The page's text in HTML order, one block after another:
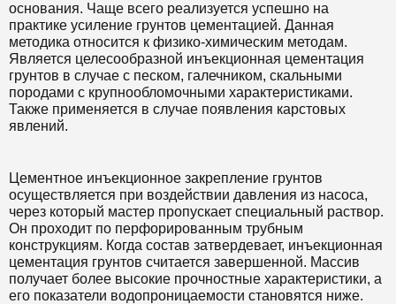
основания. Чаще всего реализуется успешно на
практике усиление грунтов цементацией. Данная
методика относится к физико-химическим методам.
Является целесообразной инъекционная цементация
грунтов в случае с песком, галечником, скальными
породами с крупнообломочными характеристиками.
Также применяется в случае появления карстовых
явлений.
Цементное инъекционное закрепление грунтов
осуществляется при воздействии давления из насоса,
через который мастер пропускает специальный раствор.
Он проходит по перфорированным трубным
конструкциям. Когда состав затвердевает, инъекционная
цементация грунтов считается завершенной. Массив
получает более высокие прочностные характеристики, а
его показатели водопроницаемости становятся ниже.